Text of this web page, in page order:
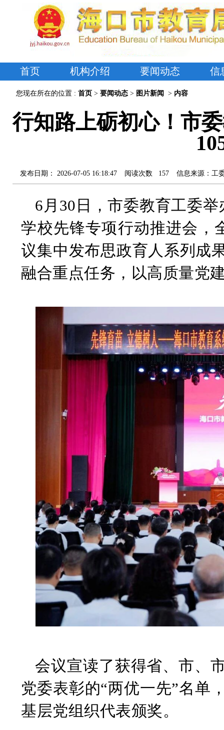
首页 机构介绍 要闻动态 信
您现在所在的位置 : 首页 > 要闻动态 > 图片新闻 > 内容
行知路上砺初心！市
发布日期： 2026-07-05 16:18:47 阅读次数 157 信息来源： 工
6月30日，市委教育工委
学校先锋专项行动推进会，
议集中发布思政育人系列成
融合重点任务，以高质量党
会议宣读了获得省、市、
党委表彰的“两优一先”名单
基层党组织代表颁奖。